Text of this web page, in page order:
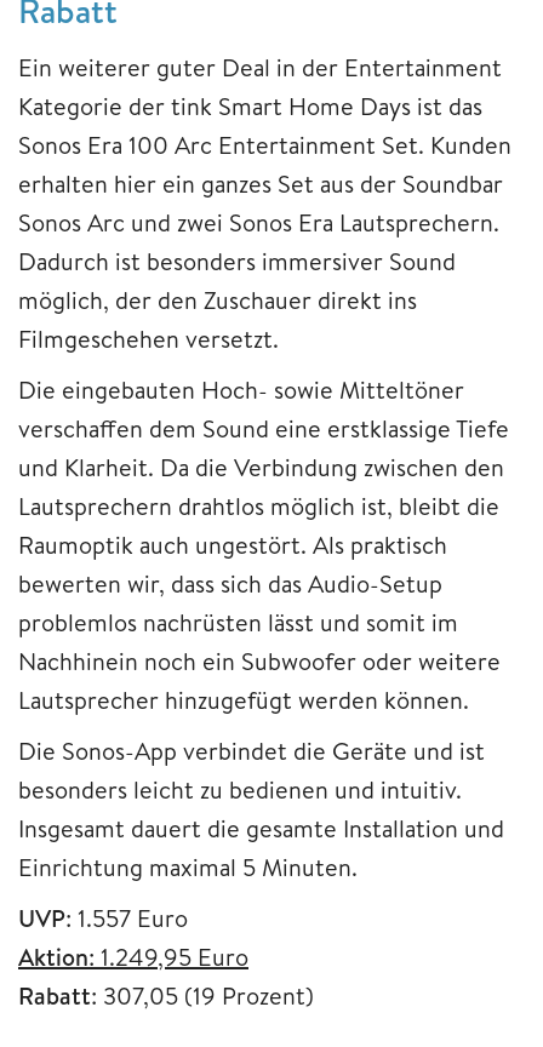
Rabatt
Ein weiterer guter Deal in der Entertainment
Kategorie der tink Smart Home Days ist das
Sonos Era 100 Arc Entertainment Set. Kunden
erhalten hier ein ganzes Set aus der Soundbar
Sonos Arc und zwei Sonos Era Lautsprechern.
Dadurch ist besonders immersiver Sound
möglich, der den Zuschauer direkt ins
Filmgeschehen versetzt.
Die eingebauten Hoch- sowie Mitteltöner
verschaffen dem Sound eine erstklassige Tiefe
und Klarheit. Da die Verbindung zwischen den
Lautsprechern drahtlos möglich ist, bleibt die
Raumoptik auch ungestört. Als praktisch
bewerten wir, dass sich das Audio-Setup
problemlos nachrüsten lässt und somit im
Nachhinein noch ein Subwoofer oder weitere
Lautsprecher hinzugefügt werden können.
Die Sonos-App verbindet die Geräte und ist
besonders leicht zu bedienen und intuitiv.
Insgesamt dauert die gesamte Installation und
Einrichtung maximal 5 Minuten.
UVP: 1.557 Euro
Aktion: 1.249,95 Euro
Rabatt: 307,05 (19 Prozent)